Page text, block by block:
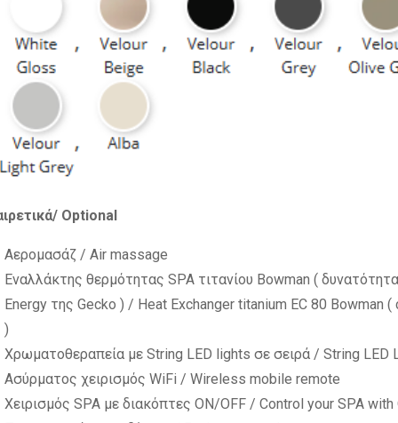
Optional
Αερομασάζ / Air massage
Εναλλάκτης θερμότητας SPA τιτανίου Bowman (
Energy της Gecko ) / Heat Exchanger titanium EC 80 Bowman
)
Χρωματοθεραπεία με String LED lights σε σειρά / String LED
Ασύρματος χειρισμός WiFi / Wireless mobile remote
Χειρισμός SPA με διακόπτες ON/OFF / Control your SPA